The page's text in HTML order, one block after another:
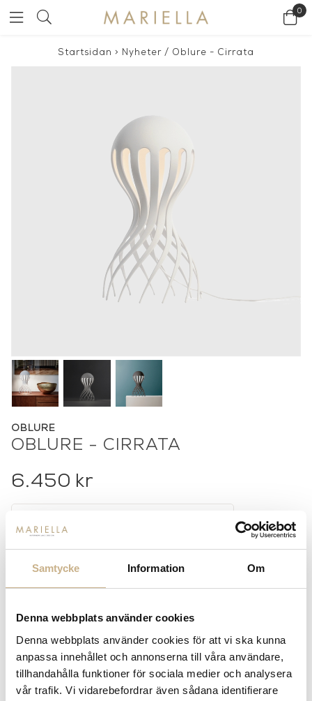
Samtycke Information Om
Denna webbplats använder cookies
Denna webbplats använder cookies för att vi ska kunna
anpassa innehållet och annonserna till våra användare,
tillhandahålla funktioner för sociala medier och analysera
vår trafik. Vi vidarebefordrar även sådana identifierare
0
Startsidan > Nyheter / Oblure - Cirrata
OBLURE
OBLURE - CIRRATA
6.450 kr
+
- ADD TO CART
Leverans inom 3-5 arbetsdagar på lagervaror
10% välkomstrabattnär du registrerar dig för vårt